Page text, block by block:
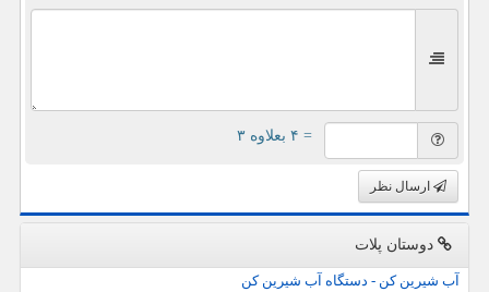
= ۴ بعلاوه ۳
ارسال نظر
دوستان پلات
آب شیرین کن - دستگاه آب شیرین کن